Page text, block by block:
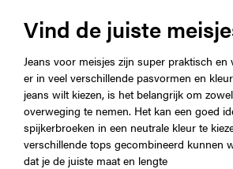
Vind de juiste
Jeans voor meisjes zijn super praktisch en
er in veel verschillende pasvormen en
jeans wilt kiezen, is het belangrijk om
overweging te nemen. Het kan een goed
spijkerbroeken in een neutrale kleur te
verschillende tops gecombineerd kunnen
dat je de juiste maat en lengte